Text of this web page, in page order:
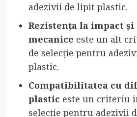
adezivii de lipit plastic.
Rezistența la impact
mecanice este un alt
de selecție pentru
plastic.
Compatibilitatea cu
plastic este un criteriu
selecție pentru adezivii